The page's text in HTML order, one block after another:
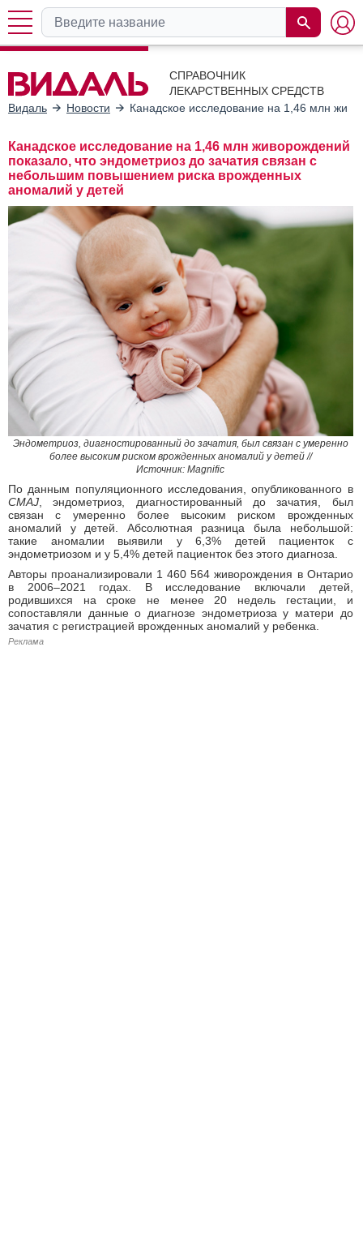
СПРАВОЧНИК
ЛЕКАРСТВЕННЫХ СРЕДСТВ
Видаль
Новости Канадское исследование на 1,46 млн
Канадское исследование на 1,46 млн живорождений
показало, что эндометриоз до зачатия связан с
небольшим повышением риска врожденных
аномалий у детей
Эндометриоз, диагностированный до зачатия, был связан с умеренно
более высоким риском врожденных аномалий у детей //
Источник: Magnific
По данным популяционного исследования, опубликованного в
CMAJ , эндометриоз, диагностированный до зачатия, был
связан с умеренно более высоким риском врожденных
аномалий у детей. Абсолютная разница была небольшой:
такие аномалии выявили у 6,3% детей пациенток с
эндометриозом и у 5,4% детей пациенток без этого диагноза.
Авторы проанализировали 1 460 564 живорождения в Онтарио
в 2006–2021 годах. В исследование включали детей,
родившихся на сроке не менее 20 недель гестации, и
сопоставляли данные о диагнозе эндометриоза у матери до
зачатия с регистрацией врожденных аномалий у ребенка.
Реклама